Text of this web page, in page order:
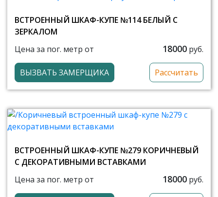
ВСТРОЕННЫЙ ШКАФ-КУПЕ №114 БЕЛЫЙ С
ЗЕРКАЛОМ
Цена за пог. метр от
18000 руб.
ВЫЗВАТЬ ЗАМЕРЩИКА Рассчитать
ВСТРОЕННЫЙ ШКАФ-КУПЕ №279 КОРИЧНЕВЫЙ
С ДЕКОРАТИВНЫМИ ВСТАВКАМИ
Цена за пог. метр от
18000 руб.